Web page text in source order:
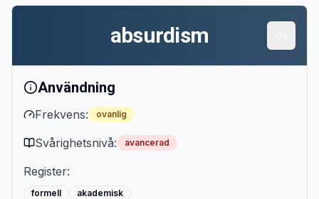
absurdism
Användning
Frekvens: ovanlig
Svårighetsnivå: avancerad
Register:
formell akademisk